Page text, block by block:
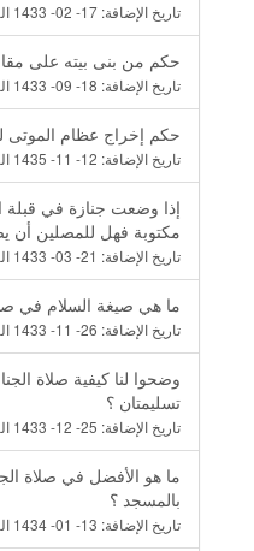
تاريخ الإضافة: 17- 02- 1433
حكم من بنى بيته على
تاريخ الإضافة: 18- 09- 1433
حكم إخراج عظام الموتى
تاريخ الإضافة: 12- 11- 1435
إذا وضعت جنازة في
مكتوبة فهل للمصلين أن
تاريخ الإضافة: 21- 03- 1433
ما هي صيغة السلام في
تاريخ الإضافة: 26- 11- 1433
وضحوا لنا كيفية صلاة
تسليمتان ؟
تاريخ الإضافة: 25- 12- 1433
ما هو الأفضل في صلاة
بالمسجد ؟
تاريخ الإضافة: 13- 01- 1434